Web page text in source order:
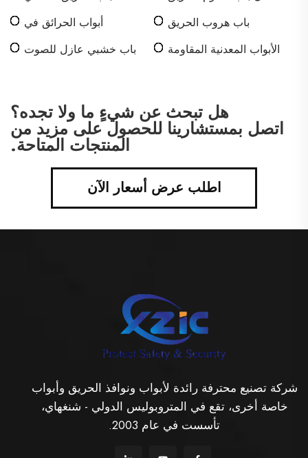
باب هروب الحريق
أبواب الحرائق في
الأبواب المعدنية المقاومة
باب خشبي عازل للصوت
هل تبحث عن شيءٍ ما ولا تجده؟
اتصل بمستشارينا للحصول على مزيد من
المنتجات المتاحة.
اطلب عرض أسعار الآن
شركة تصنيع محترفة رائدة لأبواب ونوافذ الحريق وأبواب
خاصة أخرى، تقع في المتروبوليس الدولي - شنغهاي،
تأسست في عام 2003.